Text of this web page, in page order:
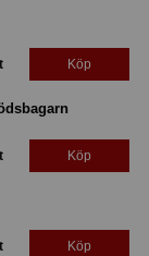
Köp
Köp
Köp